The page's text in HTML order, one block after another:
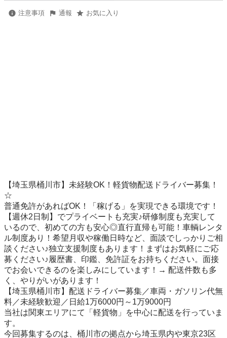
注意事項 通報 お気に入り
【埼玉県桶川市】未経験OK！軽貨物配送ドライバー募集！
☆
普通免許があればOK！「稼げる」を実現できる環境です！
【週休2日制】でプライベートも充実♪研修制度も充実して
いるので、初めての方も安心◎直行直帰も可能！車輌レンタ
ル制度あり！希望月収や稼働日時など、面談でしっかりご相
談ください♪独立支援制度もあります！まずはお気軽にご応
募ください♪履歴書、印鑑、免許証をお持ちください。面接
でお会いできるのを楽しみにしています！→ 配送件数も多
く、やりがいがあります！
【埼玉県桶川市】配送ドライバー募集／車両・ガソリン代無
料／未経験歓迎／日給1万6000円～1万9000円
当社は関東エリアにて「軽貨物」を中心に配送を行っていま
す。
今回募集するのは、桶川市の拠点から埼玉県内や東京23区